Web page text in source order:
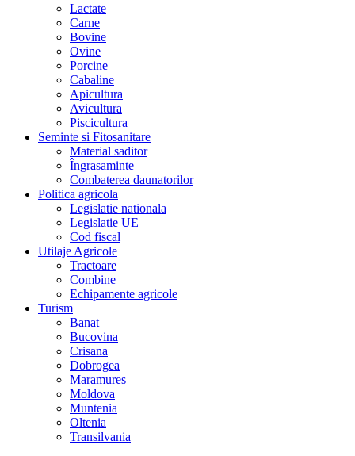
Lactate
Carne
Bovine
Ovine
Porcine
Cabaline
Apicultura
Avicultura
Piscicultura
Seminte si Fitosanitare
Material saditor
Îngrasaminte
Combaterea daunatorilor
Politica agricola
Legislatie nationala
Legislatie UE
Cod fiscal
Utilaje Agricole
Tractoare
Combine
Echipamente agricole
Turism
Banat
Bucovina
Crisana
Dobrogea
Maramures
Moldova
Muntenia
Oltenia
Transilvania